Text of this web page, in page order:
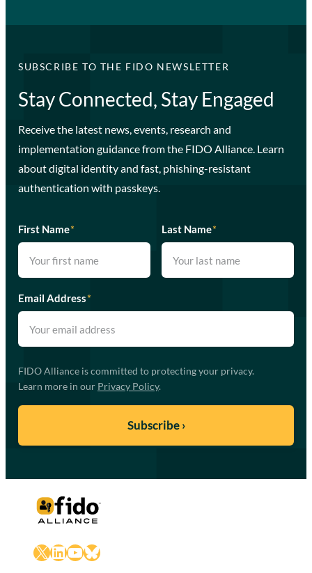
SUBSCRIBE TO THE FIDO NEWSLETTER
Stay Connected, Stay Engaged
Receive the latest news, events, research and
implementation guidance from the FIDO Alliance. Learn
about digital identity and fast, phishing-resistant
authentication with passkeys.
First Name* Last Name*
Email Address*
FIDO Alliance is committed to protecting your privacy.
Learn more in our Privacy Policy.
X LinkedIn
YouTube
Bluesky